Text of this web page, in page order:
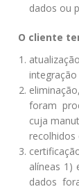
dados ou
O cliente
foram
cuja
alíneas 1)
dados